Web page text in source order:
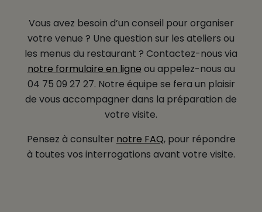
Vous avez besoin d’un conseil pour organiser
votre venue ? Une question sur les ateliers ou
les menus du restaurant ? Contactez-nous via
notre formulaire en ligne ou appelez-nous au
04 75 09 27 27. Notre équipe se fera un plaisir
de vous accompagner dans la préparation de
votre visite.
Pensez à consulter notre FAQ, pour répondre
à toutes vos interrogations avant votre visite.